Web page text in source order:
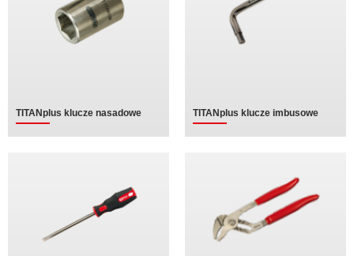
TITANplus klucze nasadowe TITANplus klucze imbusowe